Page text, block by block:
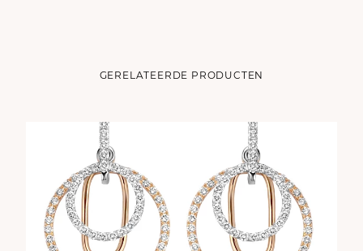
GERELATEERDE PRODUCTEN